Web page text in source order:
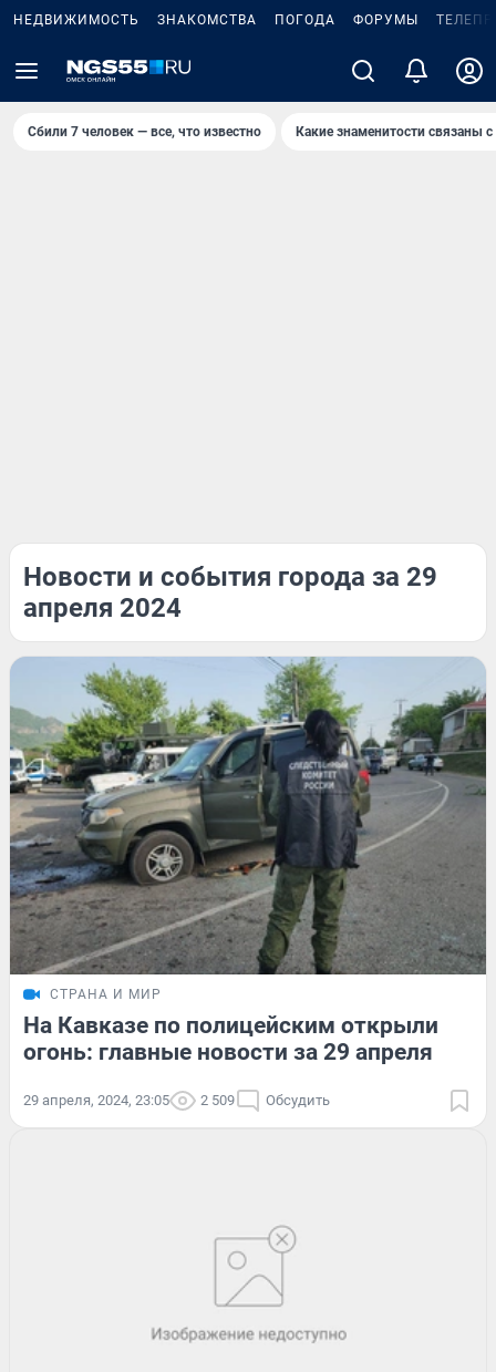
НЕДВИЖИМОСТЬ ЗНАКОМСТВА ПОГОДА ФОРУМЫ
Сбили 7 человек — все, что известно Какие знаменитости связаны
Новости и события города за 29
апреля 2024
СТРАНА И МИР
На Кавказе по полицейским открыли
огонь: главные новости за 29 апреля
29 апреля, 2024, 23:05 2 509 Обсудить